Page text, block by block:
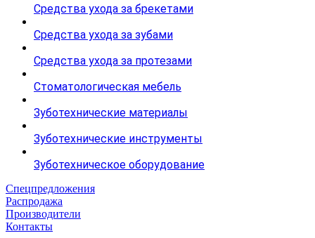
Средства ухода за брекетами
Средства ухода за зубами
Средства ухода за протезами
Стоматологическая мебель
Зуботехнические материалы
Зуботехнические инструменты
Зуботехническое оборудование
Спецпредложения
Распродажа
Производители
Контакты